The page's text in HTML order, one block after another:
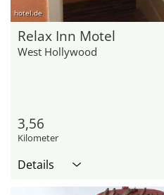
hotel.de
Relax Inn Motel
West Hollywood
3,56
Kilometer
Details